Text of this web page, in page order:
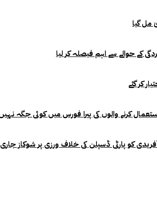
مل گیا
کر گئے
کو پارٹی ڈسپلن کی خلاف ورزی پر شوکاز جاری